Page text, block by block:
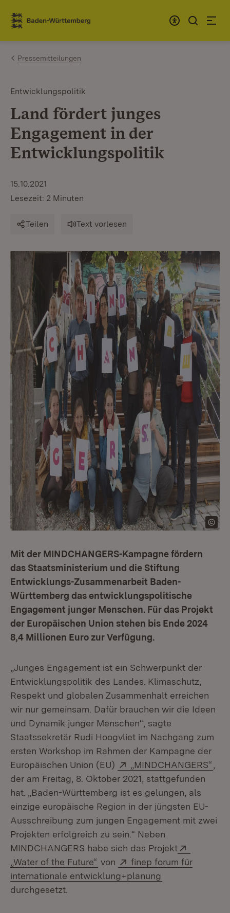
Zum Inhalt springen
Link zur Startseite
Pressemitteilungen
Entwicklungspolitik
Land fördert junges
Engagement in der
Entwicklungspolitik
15.10.2021
Lesezeit: 2 Minuten
Teilen Text vorlesen
Mit der MINDCHANGERS-Kampagne fördern
das Staatsministerium und die Stiftung
Entwicklungs-Zusammenarbeit Baden-
Württemberg das entwicklungspolitische
Engagement junger Menschen. Für das Projekt
der Europäischen Union stehen bis Ende 2024
8,4 Millionen Euro zur Verfügung.
„Junges Engagement ist ein Schwerpunkt der
Entwicklungspolitik des Landes. Klimaschutz,
Respekt und globalen Zusammenhalt erreichen
wir nur gemeinsam. Dafür brauchen wir die Ideen
und Dynamik junger Menschen“, sagte
Staatssekretär Rudi Hoogvliet im Nachgang zum
ersten Workshop im Rahmen der Kampagne der
Europäischen Union (EU)
Extern:
„MINDCHANGERS“
der am Freitag, 8. Oktober 2021, stattgefunden
hat. „Baden-Württemberg ist es gelungen, als
einzige europäische Region in der jüngsten EU-
Ausschreibung zum jungen Engagement mit zwei
Projekten erfolgreich zu sein.“ Neben
MINDCHANGERS habe sich das Projekt
„Water of the Future“ (Öffnet in neuem Fenster)
von Extern:
finep forum für
internationale entwicklung+planung
durchgesetzt.